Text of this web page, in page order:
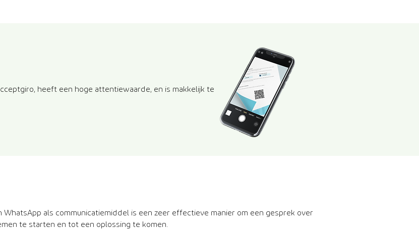
heeft een hoge attentiewaarde, en is makkelijk te
WhatsApp als communicatiemiddel is een zeer effectieve manier om een gesprek over
te starten en tot een oplossing te komen.